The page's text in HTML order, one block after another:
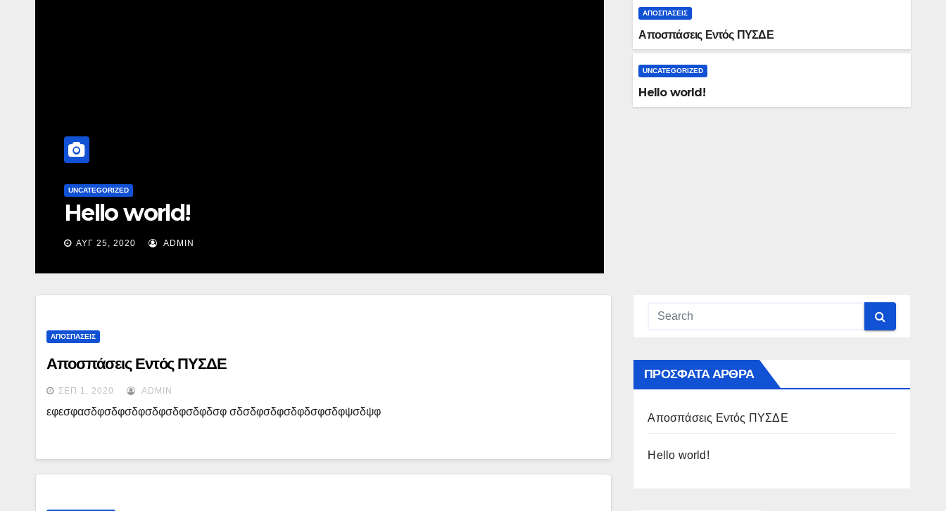
UNCATEGORIZED
Hello world!
ΑΥΓ 25, 2020 ADMIN
ΑΠΟΣΠΆΣΕΙΣ
Αποσπάσεις Εντός ΠΥΣΔΕ
UNCATEGORIZED
Hello world!
ΑΠΟΣΠΆΣΕΙΣ
Αποσπάσεις Εντός ΠΥΣΔΕ
ΣΕΠ 1, 2020 ADMIN
εφεσφασδφσδφσδφσδφσδφσδφδσφ σδσδφσδφσδφδσφσδφψσδψφ
ΠΡΌΣΦΑΤΑ ΆΡΘΡΑ
Αποσπάσεις Εντός ΠΥΣΔΕ
Hello world!